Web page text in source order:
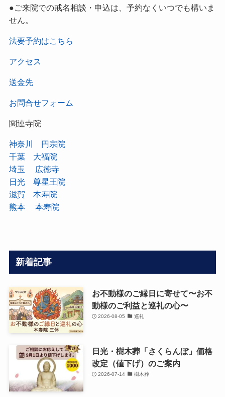
●ご来院での戒名相談・申込は、予約なくいつでも構いま
せん。
法要予約はこちら
アクセス
送金先
お問合せフォーム
関連寺院
神奈川 円宗院
千葉 大福院
埼玉 広徳寺
日光 尊星王院
滋賀 本寿院
熊本 本寿院
新着記事
お不動様のご縁日に寄せて〜お不
動様のご利益と巡礼の心〜
2026-08-05 巡礼
日光・樹木葬「さくらんぼ」価格
改定（値下げ）のご案内
2026-07-14 樹木葬